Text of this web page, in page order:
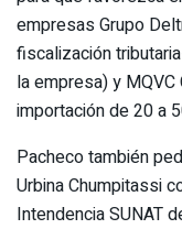
empresas Grupo
fiscalización
la empresa) y MQVC
importación de 20 a
Pacheco también
Urbina Chumpitassi
Intendencia SUNAT